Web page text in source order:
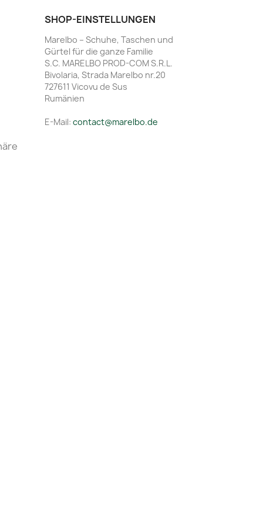
SHOP-EINSTELLUNGEN
Marelbo – Schuhe, Taschen und
Gürtel für die ganze Familie
S.C. MARELBO PROD-COM S.R.L.
Bivolaria, Strada Marelbo nr.20
727611 Vicovu de Sus
Rumänien
E-Mail: contact@marelbo.de